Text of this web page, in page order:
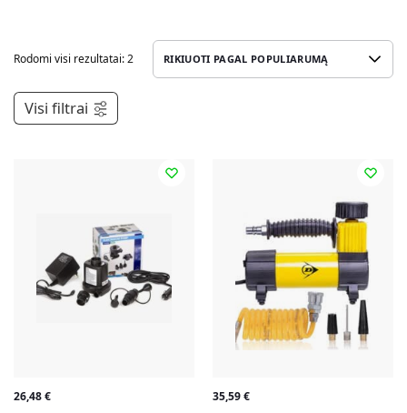
Rodomi visi rezultatai: 2
Visi filtrai
26,48€ 35,59€